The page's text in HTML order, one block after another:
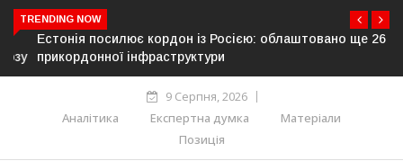
TRENDING NOW
Естонія посилює кордон із Росією: облаштовано ще 26 км
прикордонної інфраструктури
9 Серпня, 2026
Аналітика
Експертна думка
Матеріали
Позиція